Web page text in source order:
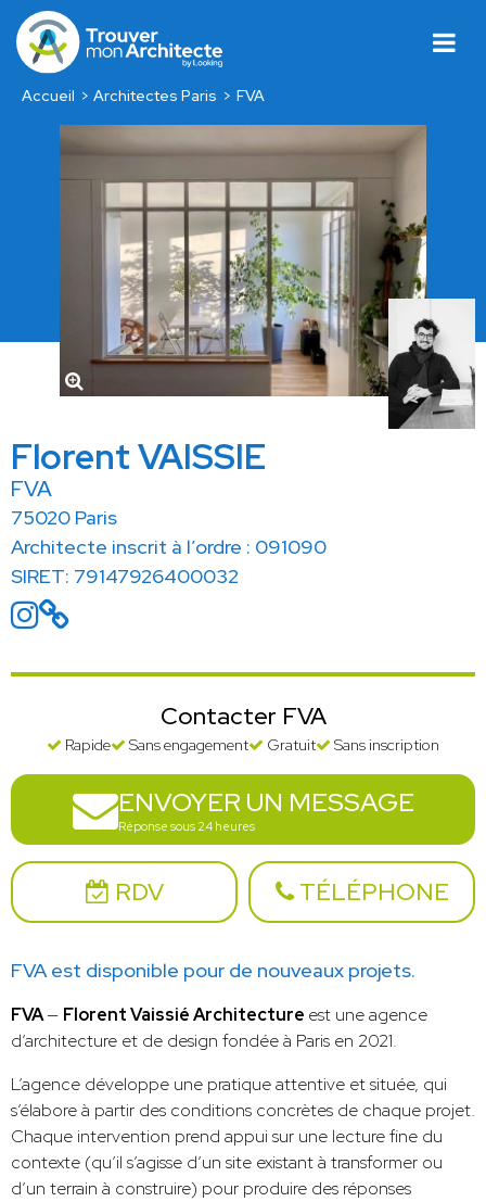
Accueil Architectes Paris FVA
Florent VAISSIE
FVA
75020 Paris
Architecte inscrit à l’ordre : 091090
SIRET: 79147926400032
Contacter FVA
Rapide Sans engagement Gratuit Sans inscription
ENVOYER UN MESSAGE
Réponse sous 24 heures
RDV TÉLÉPHONE
FVA est disponible pour de nouveaux projets.
FVA— Florent Vaissié Architecture est une agence
d’architecture et de design fondée à Paris en 2021.
L’agence développe une pratique attentive et située, qui
s’élabore à partir des conditions concrètes de chaque projet.
Chaque intervention prend appui sur une lecture fine du
contexte (qu’il s’agisse d’un site existant à transformer ou
d’un terrain à construire) pour produire des réponses